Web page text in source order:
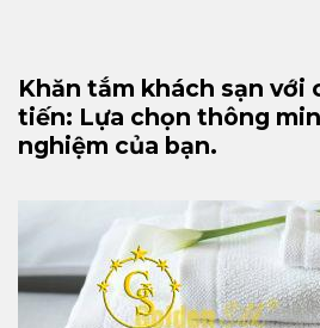
Khăn tắm khách sạn với
tiến: Lựa chọn thông
nghiệm của bạn.